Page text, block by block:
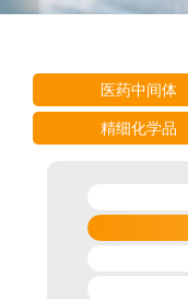
医药中间体
精细化学品